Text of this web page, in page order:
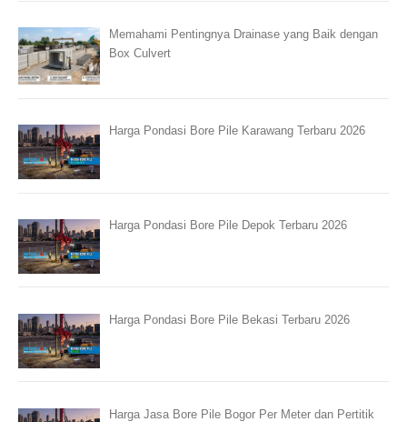
Memahami Pentingnya Drainase yang Baik dengan
Box Culvert
Harga Pondasi Bore Pile Karawang Terbaru 2026
Harga Pondasi Bore Pile Depok Terbaru 2026
Harga Pondasi Bore Pile Bekasi Terbaru 2026
Harga Jasa Bore Pile Bogor Per Meter dan Pertitik